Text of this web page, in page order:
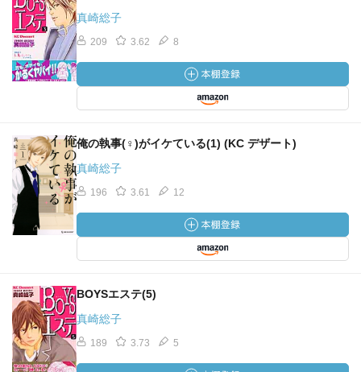
真崎総子
209 3.62 8
俺の執事(♀)がイケている(1) (KC デザート)
真崎総子
196 3.61 12
BOYSエステ(5)
真崎総子
189 3.73 5